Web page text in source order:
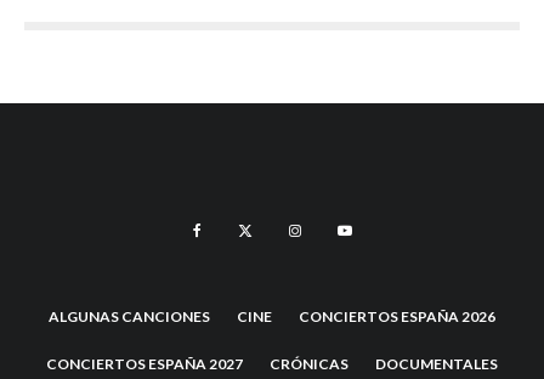
ALGUNAS CANCIONES CINE CONCIERTOS ESPAÑA 2026
CONCIERTOS ESPAÑA 2027 CRÓNICAS DOCUMENTALES